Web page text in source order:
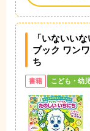
「いないい
ブック ワン
ち
書籍 こども・幼